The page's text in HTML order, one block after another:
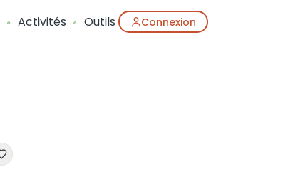
Activités Outils Connexion